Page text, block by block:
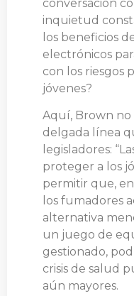
conversación
inquietud
los beneficios
electrónicos
con los riesgos
jóvenes?
Aquí, Brown no
delgada línea
legisladores:
proteger a los
permitir que,
los fumadores
alternativa
un juego de
gestionado,
crisis de salud
aún mayores.